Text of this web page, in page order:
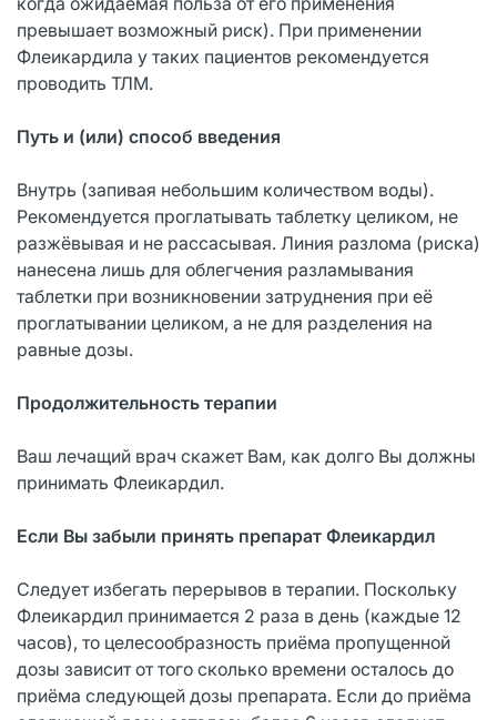
превышает возможный риск). При применении
Флеикардила у таких пациентов рекомендуется
проводить ТЛМ.
Путь и (или) способ введения
Внутрь (запивая небольшим количеством воды).
Рекомендуется проглатывать таблетку целиком, не
разжёвывая и не рассасывая. Линия разлома (риска)
нанесена лишь для облегчения разламывания
таблетки при возникновении затруднения при её
проглатывании целиком, а не для разделения на
равные дозы.
Продолжительность терапии
Ваш лечащий врач скажет Вам, как долго Вы должны
принимать Флеикардил.
Если Вы забыли принять препарат Флеикардил
Следует избегать перерывов в терапии. Поскольку
Флеикардил принимается 2 раза в день (каждые 12
часов), то целесообразность приёма пропущенной
дозы зависит от того сколько времени осталось до
приёма следующей дозы препарата. Если до приёма